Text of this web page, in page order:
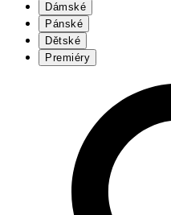
Dámské
Pánské
Dětské
Premiéry